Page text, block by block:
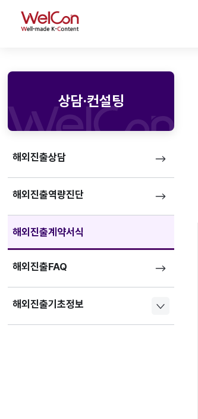
WelCon
상담·컨설팅
해외진출상담
해외진출역량진단
해외진출계약서식
해외진출FAQ
해외진출기초정보